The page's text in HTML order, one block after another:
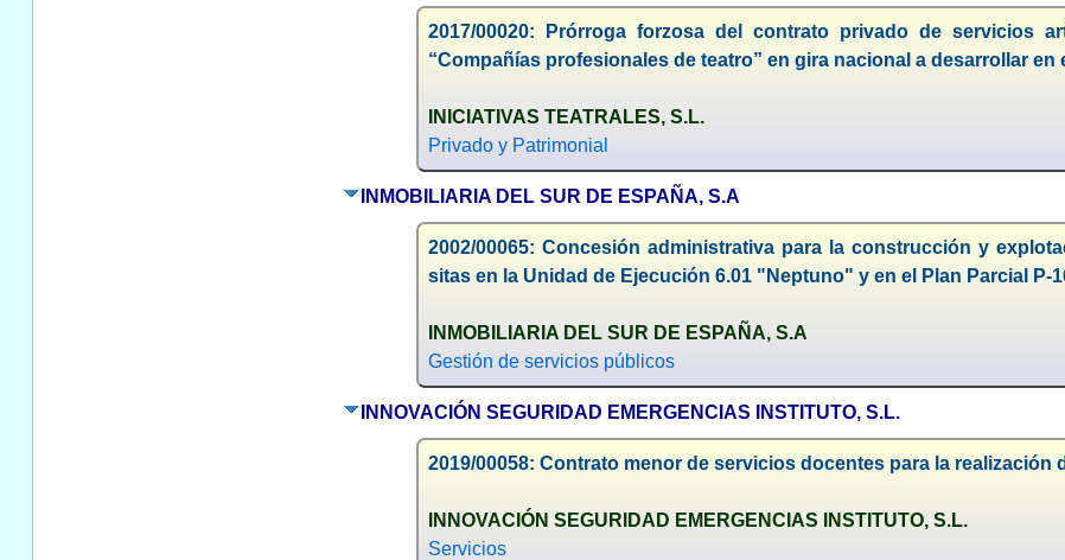
2017/00020: Prórroga forzosa del contrato privado de servicios
“Compañías profesionales de teatro” en gira nacional a desarrollar en
INICIATIVAS TEATRALES, S.L.
Privado y Patrimonial
INMOBILIARIA DEL SUR DE ESPAÑA, S.A
2002/00065: Concesión administrativa para la construcción y
sitas en la Unidad de Ejecución 6.01 "Neptuno" y en el Plan Parcial P-
INMOBILIARIA DEL SUR DE ESPAÑA, S.A
Gestión de servicios públicos
INNOVACIÓN SEGURIDAD EMERGENCIAS INSTITUTO, S.L.
2019/00058: Contrato menor de servicios docentes para la
INNOVACIÓN SEGURIDAD EMERGENCIAS INSTITUTO, S.L.
Servicios